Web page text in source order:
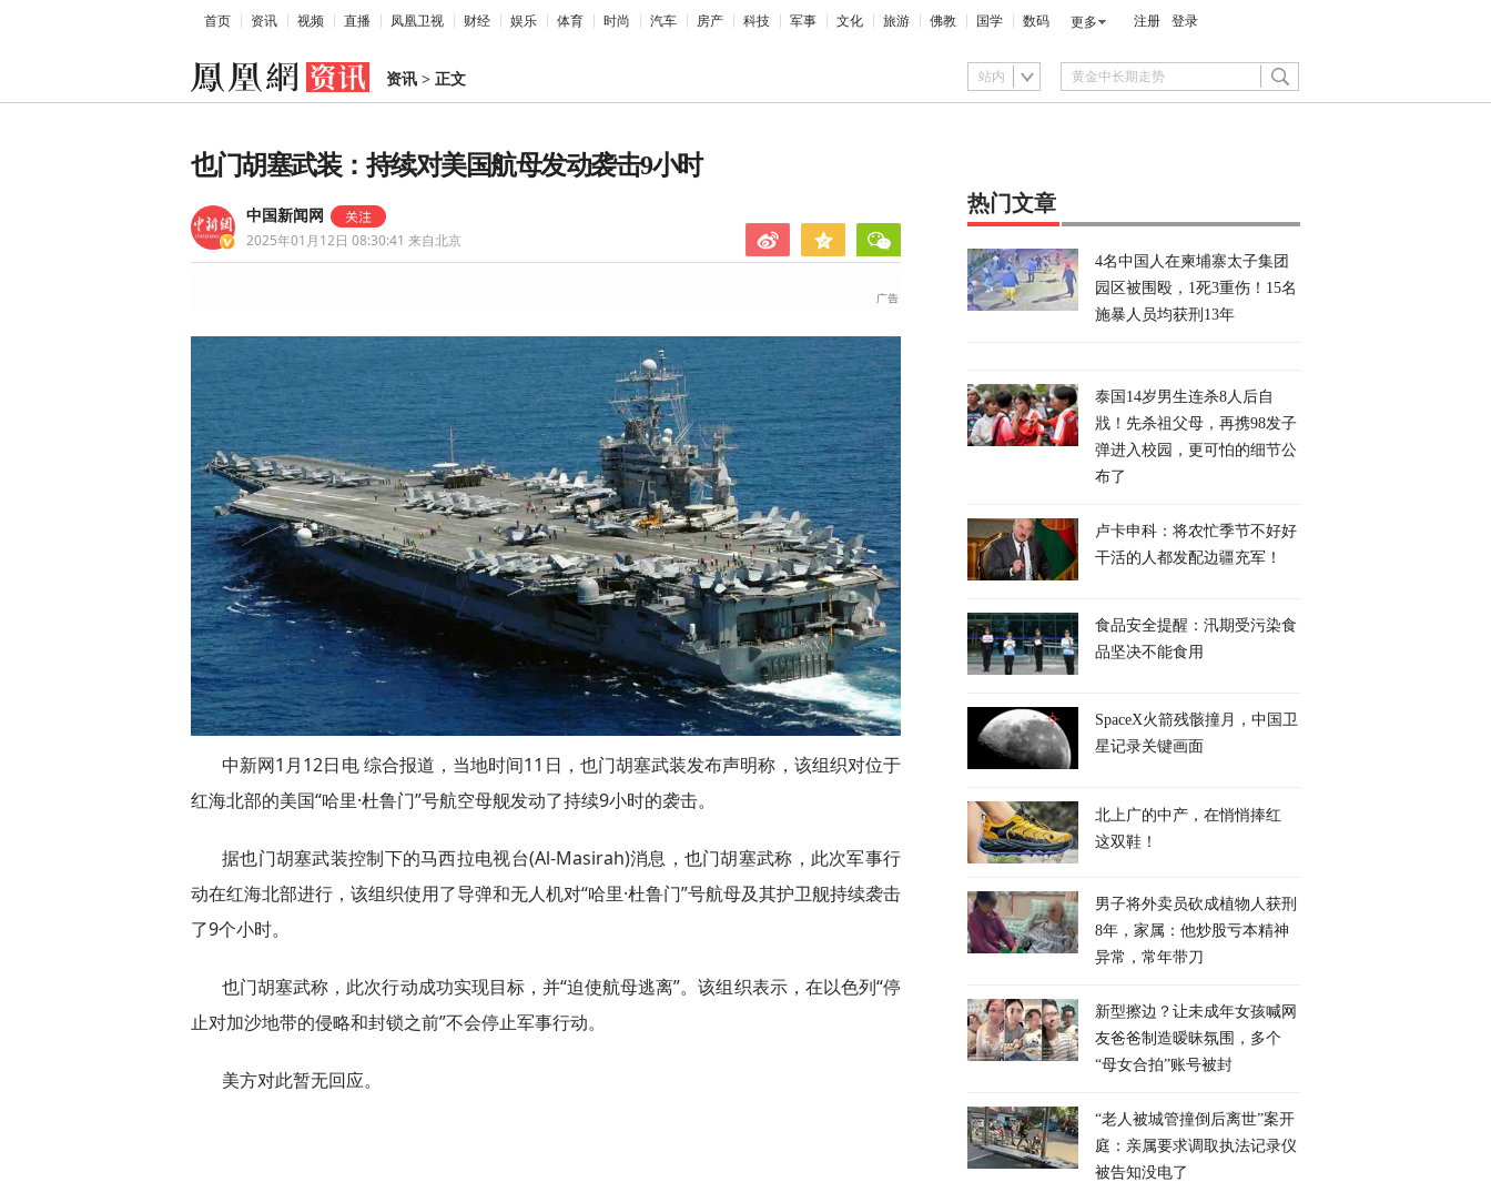
首页 资讯 视频 直播 凤凰卫视 财经 娱乐 体育 时尚 汽车 房产 科技 军事 文化 旅游 佛教 国学 数码 更多 注册 登录
资讯 > 正文 站内
也门胡塞武装：持续对美国航母发动袭击9小时
中国新闻网
2025年01月12日 08:30:41 来自北京
中新网1月12日电 综合报道，当地时间11日，也门胡塞武装发布声明称，该组织对位于
红海北部的美国“哈里·杜鲁门”号航空母舰发动了持续9小时的袭击。
据也门胡塞武装控制下的马西拉电视台(Al-Masirah)消息，也门胡塞武称，此次军事行
动在红海北部进行，该组织使用了导弹和无人机对“哈里·杜鲁门”号航母及其护卫舰持续袭击
了9个小时。
也门胡塞武称，此次行动成功实现目标，并“迫使航母逃离”。该组织表示，在以色列“停
止对加沙地带的侵略和封锁之前”不会停止军事行动。
美方对此暂无回应。
热门文章
4名中国人在柬埔寨太子集团
园区被围殴，1死3重伤！15名
施暴人员均获刑13年
泰国14岁男生连杀8人后自
戕！先杀祖父母，再携98发子
弹进入校园，更可怕的细节公
布了
卢卡申科：将农忙季节不好好
干活的人都发配边疆充军！
食品安全提醒：汛期受污染食
品坚决不能食用
SpaceX火箭残骸撞月，中国卫
星记录关键画面
北上广的中产，在悄悄捧红
这双鞋！
男子将外卖员砍成植物人获刑
8年，家属：他炒股亏本精神
异常，常年带刀
新型擦边？让未成年女孩喊网
友爸爸制造暧昧氛围，多个
“母女合拍”账号被封
“老人被城管撞倒后离世”案开
庭：亲属要求调取执法记录仪
被告知没电了